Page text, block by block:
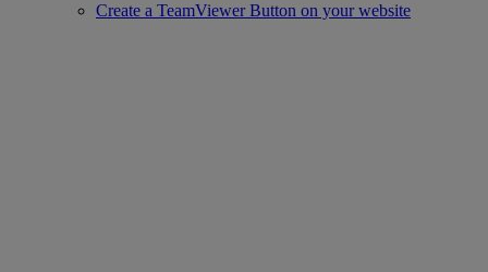
Create a TeamViewer Button on your website